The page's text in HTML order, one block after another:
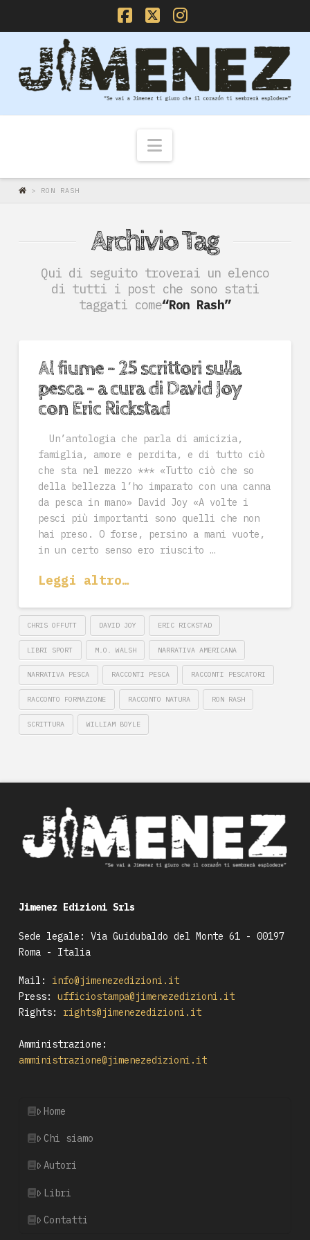
Facebook
X Instagram
Navigazione
> RON RASH
Archivio Tag
Qui di seguito troverai un elenco
di tutti i post che sono stati
taggati come“Ron Rash”
Al fiume – 25 scrittori sulla
pesca – a cura di David Joy
con Eric Rickstad
Un’antologia che parla di amicizia,
famiglia, amore e perdita, e di tutto ciò
che sta nel mezzo *** «Tutto ciò che so
della bellezza l’ho imparato con una canna
da pesca in mano» David Joy «A volte i
pesci più importanti sono quelli che non
hai preso. O forse, persino a mani vuote,
in un certo senso ero riuscito …
Leggi altro…
CHRIS OFFUTT DAVID JOY ERIC RICKSTAD
LIBRI SPORT M.O. WALSH NARRATIVA AMERICANA
NARRATIVA PESCA RACCONTI PESCA RACCONTI PESCATORI
RACCONTO FORMAZIONE RACCONTO NATURA RON RASH
SCRITTURA WILLIAM BOYLE
Jimenez Edizioni Srls
Sede legale: Via Guidubaldo del Monte 61 - 00197
Roma - Italia
Mail:
info@jimenezedizioni.it
Press:
ufficiostampa@jimenezedizioni.it
Rights:
rights@jimenezedizioni.it
Amministrazione:
amministrazione@jimenezedizioni.it
Home
Chi siamo
Autori
Libri
Contatti